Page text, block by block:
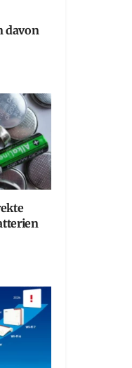
davon